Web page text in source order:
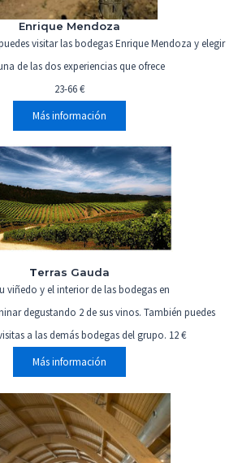
Enrique Mendoza
visitar las bodegas Enrique Mendoza y elegir
de las dos experiencias que ofrece
23-66 €
Más información
Terras Gauda
viñedo y el interior de las bodegas en
degustando 2 de sus vinos. También puedes
a las demás bodegas del grupo. 12 €
Más información